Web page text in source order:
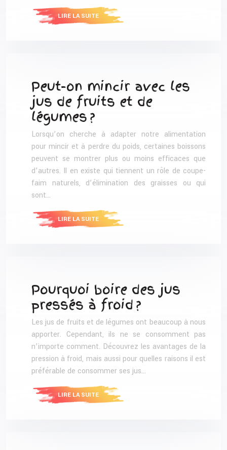
LIRE LA SUITE
Peut-on mincir avec les
jus de fruits et de
légumes ?
Lorsqu’on cherche à adapter notre alimentation
pour mincir et à perdre du poids, certaines boissons
peuvent se montrer plus ou moins efficaces que
d’autres. Il en existe qui tiennent un rôle de coupe-
faim naturels, d’élimination des graisses ou qui
sont…
LIRE LA SUITE
Pourquoi boire des jus
pressés à froid ?
Les jus de fruits et de légumes ont beaucoup à nous
apporter. Cependant, ils ne se consomment pas
n’importe comment. Découvrez les avantages de la
pression à froid, mais aussi pour quelles raisons il est
préférable de consommer ses jus…
LIRE LA SUITE